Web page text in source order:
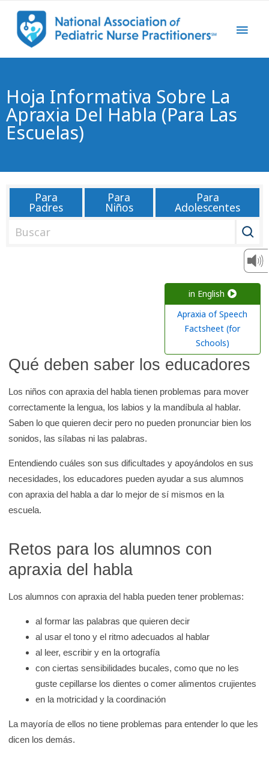
Hoja Informativa Sobre La
Apraxia Del Habla (para Las
Escuelas)
Para
Padres
Para
Niños
Para
Adolescentes
a
b
i
b
l
o
t
d
e
i
h
in English
Apraxia of Speech
Factsheet (for
Schools)
Qué deben saber los educadores
Los niños con apraxia del habla tienen problemas para mover
correctamente la lengua, los labios y la mandíbula al hablar.
Saben lo que quieren decir pero no pueden pronunciar bien los
sonidos, las sílabas ni las palabras.
Entendiendo cuáles son sus dificultades y apoyándolos en sus
necesidades, los educadores pueden ayudar a sus alumnos
con apraxia del habla a dar lo mejor de sí mismos en la
escuela.
Retos para los alumnos con
apraxia del habla
Los alumnos con apraxia del habla pueden tener problemas:
al formar las palabras que quieren decir
al usar el tono y el ritmo adecuados al hablar
al leer, escribir y en la ortografía
con ciertas sensibilidades bucales, como que no les
guste cepillarse los dientes o comer alimentos crujientes
en la motricidad y la coordinación
La mayoría de ellos no tiene problemas para entender lo que les
dicen los demás.